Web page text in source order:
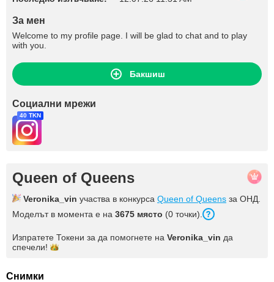
За мен
Welcome to my profile page. I will be glad to chat and to play
with you.
Бакшиш
Социални мрежи
40 TKN
Queen of Queens
Veronika_vin участва в конкурса Queen of Queens за ОНД.
Моделът в момента е на 3675 място (0 точки).
Изпратете Токени за да помогнете на Veronika_vin да
спечели!
Снимки